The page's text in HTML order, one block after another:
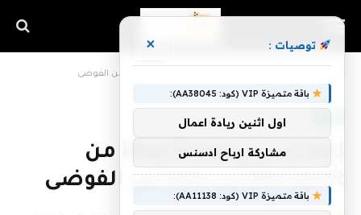
إعلانات دردشة Bing AI من
Microsoft في حالة من الفوضى
توصيات : ×
باقة متميزة VIP (كود: AA38045):
اول اثنين ريادة اعمال
مشاركة ارباح ادسنس
باقة متميزة VIP (كود: AA11138):